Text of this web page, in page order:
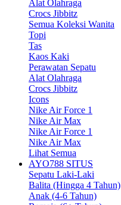
Alat Olahraga
Crocs Jibbitz
Semua Koleksi Wanita
Topi
Tas
Kaos Kaki
Perawatan Sepatu
Alat Olahraga
Crocs Jibbitz
Icons
Nike Air Force 1
Nike Air Max
Nike Air Force 1
Nike Air Max
Lihat Semua
AYO788 SITUS
Sepatu Laki-Laki
Balita (Hingga 4 Tahun)
Anak (4-6 Tahun)